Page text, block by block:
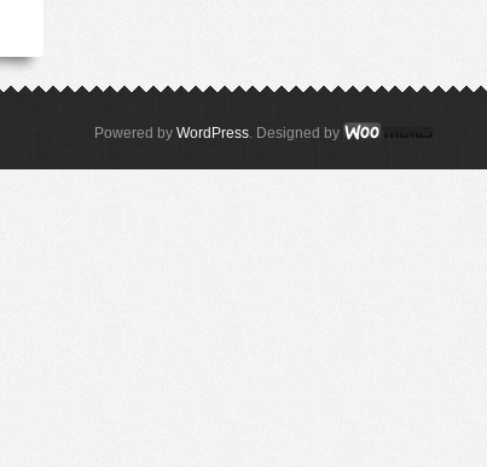
Powered by WordPress . Designed by